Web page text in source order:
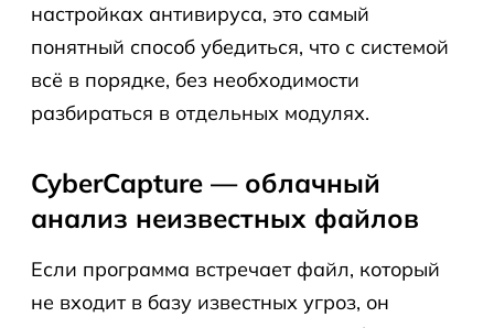
настройках антивируса, это самый
понятный способ убедиться, что с системой
всё в порядке, без необходимости
разбираться в отдельных модулях.
CyberCapture — облачный
анализ неизвестных файлов
Если программа встречает файл, который
не входит в базу известных угроз, он